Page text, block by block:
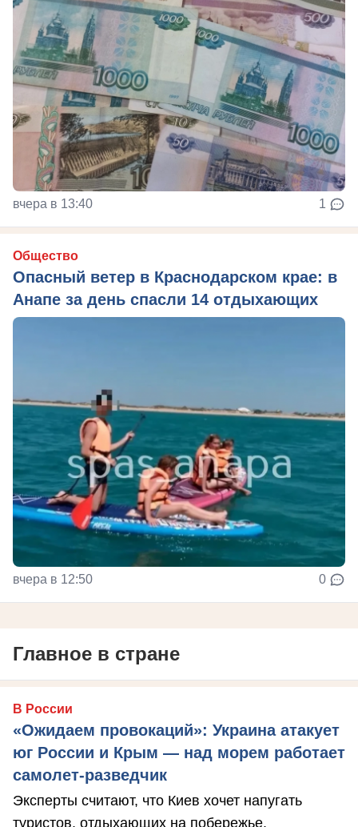
вчера в 13:40 1
Общество
Опасный ветер в Краснодарском крае: в
Анапе за день спасли 14 отдыхающих
вчера в 12:50 0
Главное в стране
В России
«Ожидаем провокаций»: Украина атакует
юг России и Крым — над морем работает
самолет-разведчик
Эксперты считают, что Киев хочет напугать
туристов, отдыхающих на побережье.